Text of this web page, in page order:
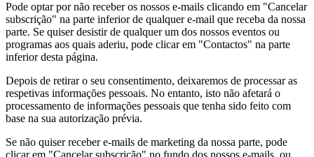
Pode optar por não receber os nossos e-mails clicando em "Cancelar
subscrição" na parte inferior de qualquer e-mail que receba da nossa
parte. Se quiser desistir de qualquer um dos nossos eventos ou
programas aos quais aderiu, pode clicar em "Contactos" na parte
inferior desta página.
Depois de retirar o seu consentimento, deixaremos de processar as
respetivas informações pessoais. No entanto, isto não afetará o
processamento de informações pessoais que tenha sido feito com
base na sua autorização prévia.
Se não quiser receber e-mails de marketing da nossa parte, pode